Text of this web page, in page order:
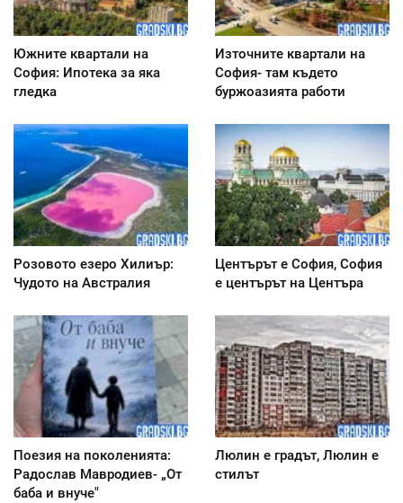
Южните квартали на
София: Ипотека за яка
гледка
Източните квартали на
София- там където
буржоазията работи
Розовото езеро Хилиър:
Чудото на Австралия
Центърът е София, София
е центърът на Центъра
Поезия на поколенията:
Радослав Мавродиев- „От
баба и внуче"
Люлин е градът, Люлин е
стилът